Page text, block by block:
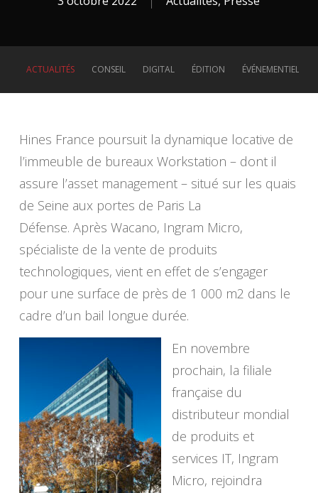
ACTUALITÉS CONSEIL DIGITAL ÉDITION ÉVÉNEMENTIEL
Hines France poursuit la dynamique locative de
l’immeuble de bureaux Workstation – dont il
assure l’asset management – situé sur les quais
de Seine aux portes de Paris La
Défense. Après Wacano, Ingram Micro,
spécialiste de la vente de produits
technologiques, vient en effet de s’engager
pour une surface de près de 1 000 m2 dans le
cadre d’un bail longue durée.
En novembre
prochain, la filiale
française du
distributeur mondial
de produits et
services IT, Ingram
Micro, rejoindra